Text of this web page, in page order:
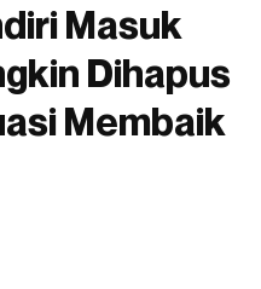
Masuk
Dihapus
Membaik